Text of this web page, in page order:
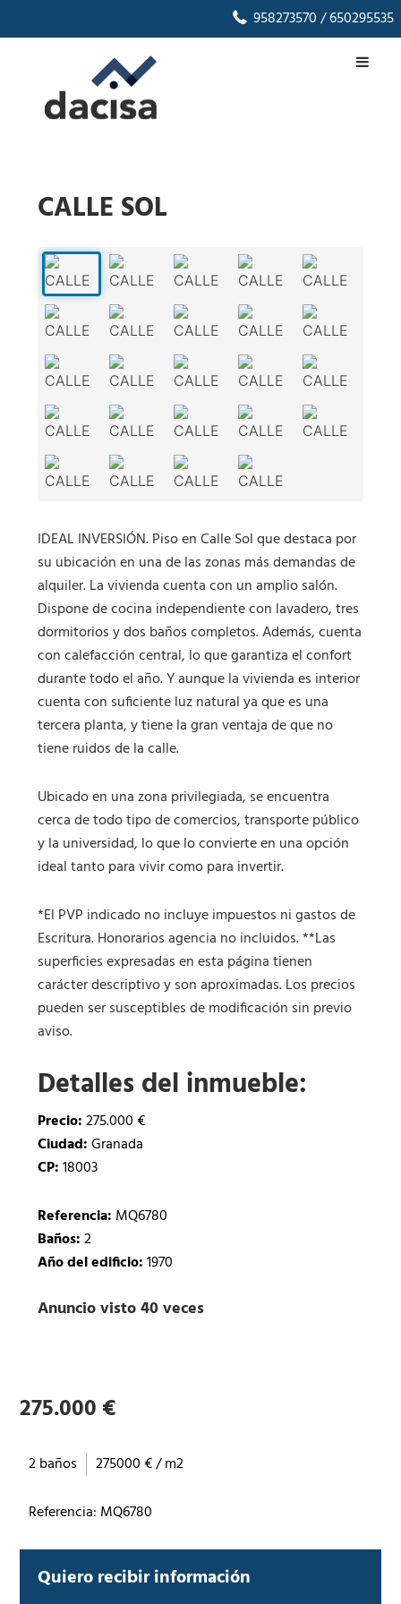
958273570/ 650295535
CALLE SOL
IDEAL INVERSIÓN. Piso en Calle Sol que destaca por
su ubicación en una de las zonas más demandas de
alquiler. La vivienda cuenta con un amplio salón.
Dispone de cocina independiente con lavadero, tres
dormitorios y dos baños completos. Además, cuenta
con calefacción central, lo que garantiza el confort
durante todo el año. Y aunque la vivienda es interior
cuenta con suficiente luz natural ya que es una
tercera planta, y tiene la gran ventaja de que no
tiene ruidos de la calle.
Ubicado en una zona privilegiada, se encuentra
cerca de todo tipo de comercios, transporte público
y la universidad, lo que lo convierte en una opción
ideal tanto para vivir como para invertir.
*El PVP indicado no incluye impuestos ni gastos de
Escritura. Honorarios agencia no incluidos. **Las
superficies expresadas en esta página tienen
carácter descriptivo y son aproximadas. Los precios
pueden ser susceptibles de modificación sin previo
aviso.
Detalles del inmueble:
Precio:275.000 €
Ciudad:Granada
CP:18003
Referencia: MQ6780
Baños:2
Año del edificio:1970
Anuncio visto 40 veces
275.000 €
2 baños 275000 € / m2
Referencia: MQ6780
Quiero recibir información